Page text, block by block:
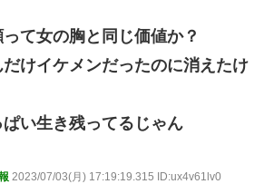
て女の胸と同じ価値か？
けイケメンだったのに消えたけ
い生き残ってるじゃん
2023/07/03(月) 17:19:19.315 ID:ux4v61lv0